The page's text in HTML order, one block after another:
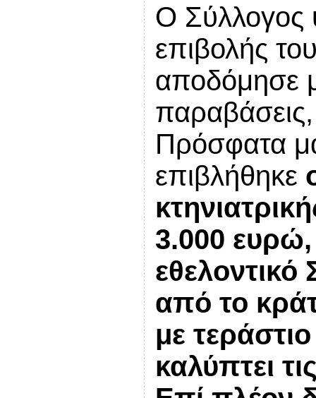
Ο Σύλλογος
επιβολής
αποδόμησε
Πρόσφατα
επιβλήθηκε
3.000
από το
με
καλύπτει